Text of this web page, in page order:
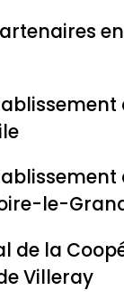
le-
de la
Villeray